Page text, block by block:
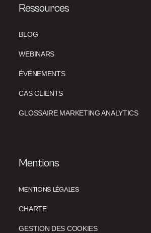
Ressources
BLOG
WEBINARS
ÉVÉNEMENTS
CAS CLIENTS
GLOSSAIRE MARKETING ANALYTICS
Mentions
MENTIONS LÉGALES
CHARTE
GESTION DES COOKIES